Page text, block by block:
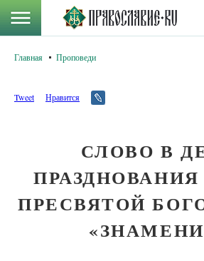
Главная Проповеди
Tweet Нравится
СЛОВО В
ПРЕСВЯТОЙ